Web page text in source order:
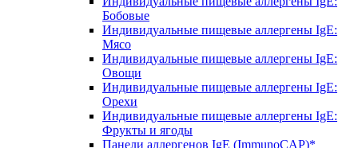
Бобовые
Индивидуальные пищевые аллергены IgE:
Мясо
Индивидуальные пищевые аллергены IgE:
Овощи
Индивидуальные пищевые аллергены IgE:
Орехи
Индивидуальные пищевые аллергены IgE:
Фрукты и ягоды
Панели аллергенов IgE (ImmunoCAP)*